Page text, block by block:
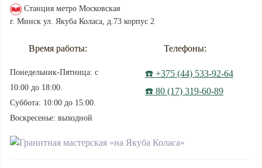
Станция метро Московская
г. Минск ул. Якуба Коласа, д.73 корпус 2
Время работы:
Понедельник-Пятница: с
10:00 до 18:00.
Суббота: 10:00 до 15:00.
Воскресенье: выходной
Телефоны:
☎️ +375 (44) 533-92-64
☎️ 80 (17) 319-60-89